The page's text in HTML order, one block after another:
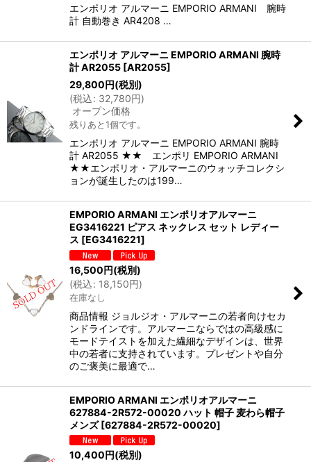
エンポリオ アルマーニ EMPORIO ARMANI 腕時
計 自動巻き AR4208 …
エンポリオ アルマーニ EMPORIO ARMANI 腕時
計 AR2055 [AR2055]
29,800円(税別)
(税込: 32,780円)
オープン価格
残りあと1個です。
エンポリオ アルマーニ EMPORIO ARMANI 腕時
計 AR2055 ★★ エンポリ EMPORIO ARMANI
★★エンポリオ・アルマーニのウォッチコレクシ
ョンが誕生したのは199…
EMPORIO ARMANI エンポリオアルマーニ
EG3416221 ピアス ネックレス セット レディー
ス [EG3416221]
16,500円(税別)
(税込: 18,150円)
在庫なし
商品情報 ジョルジオ・アルマーニの若者向けセカ
ンドラインです。アルマーニならではの高級感に
モードテイストを加えた繊細なデザインは、世界
中の若者に支持されています。プレゼントや自分
のご褒美に最適で…
EMPORIO ARMANI エンポリオアルマーニ
627884-2R572-00020 ハット 帽子 麦わら帽子
メンズ [627884-2R572-00020]
10,400円(税別)